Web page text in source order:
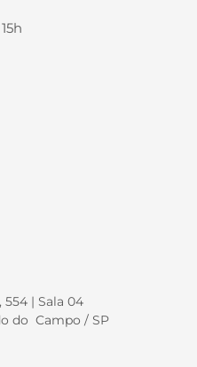
554 | Sala 04
do Campo / SP